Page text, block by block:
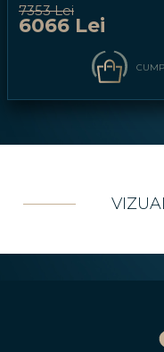
240X200CM
7353 Lei
6066 Lei